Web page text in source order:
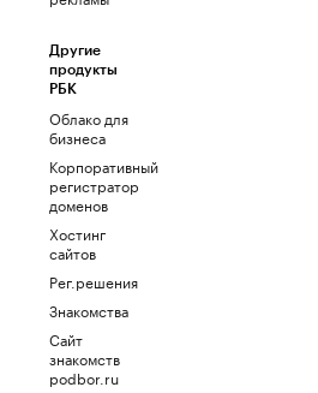
Другие
продукты
РБК
Облако для
бизнеса
Корпоративный
регистратор
доменов
Хостинг
сайтов
Рег.решения
Знакомства
Сайт
знакомств
podbor.ru